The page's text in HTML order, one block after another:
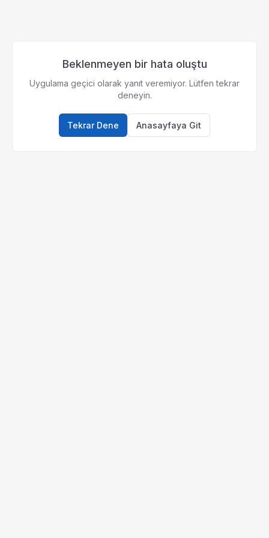
Beklenmeyen bir hata oluştu
Uygulama geçici olarak yanıt veremiyor. Lütfen tekrar
deneyin.
Tekrar Dene Anasayfaya Git